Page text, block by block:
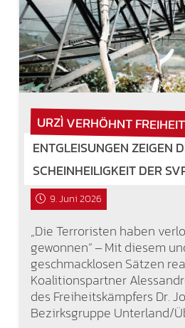
URZÌ VERHÖHNT
ENTGLEISUNGEN ZEIGEN
SCHEINHEILIGKEIT DER
9. Juni 2026
„Die Terroristen haben
gewonnen“ ‒ Mit diesem
geschmacklosen Sätzen
Koalitionspartner
des Freiheitskämpfers Dr.
Bezirksgruppe Unterland/